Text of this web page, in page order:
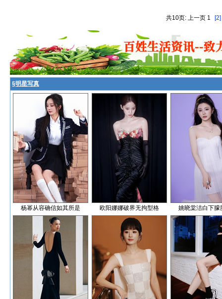
共10页: 上一页 1 [2]
§明星写真
杨幂从容确信如其所是 欧阳娜娜破界无拘型格 姚晓棠洁白下朦